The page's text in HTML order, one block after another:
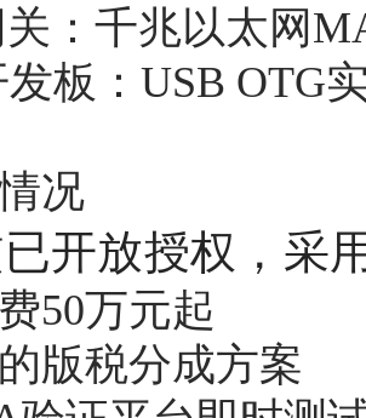
：千兆以太网
板：USB OTG
况
开放授权，采
50万元起
版税分成方案